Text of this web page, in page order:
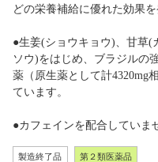
どの栄養補給に優れた効果
●生姜(ショウキョウ)、甘草(
ソウ)をはじめ、ブラジルの
薬（原生薬として計4320mg
ています。
●カフェインを配合していま
製造終了品 第２類医薬品